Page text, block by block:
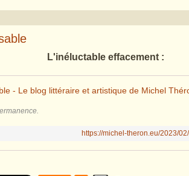
L'inéluctable effacement :
- Le blog littéraire et artistique de Michel
https://michel-theron.eu/2023/